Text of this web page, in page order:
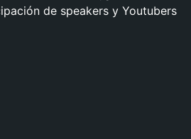
de speakers y Youtubers